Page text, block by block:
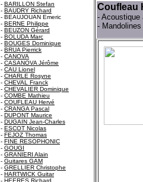
- BARILLON Stefan
- BAUDRY Richard
- BEAUJOUAN Emeric
- BERNE Philippe
- BEUZON Gérard
- BOLUDA Marc
- BOUGES Dominique
- BRUA Pierrick
- CANOVA
- CASANOVA Jérôme
- CAU Lionel
- CHARLE Rosyne
- CHEVAL Franck
- CHEVALIER Dominique
- COMBE Mathieu
- COUFLEAU Hervé
- CRANGA Pascal
- DUPONT Maurice
- DUGAIN Jean-Charles
- ESCOT Nicolas
- FEJOZ Thomas
- FINE RESOPHONIC
- GOUGI
- GRANIERI Alain
- Guitares GAM
- GRELLIER Christophe
- HARTWICK Guitar
- HEERES Richard
Coufleau
- Acoustique
- Mandolines